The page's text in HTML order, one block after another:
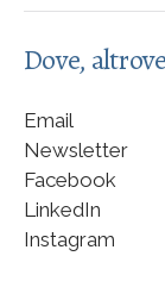
Dove, altrove
Email
Newsletter
Facebook
LinkedIn
Instagram